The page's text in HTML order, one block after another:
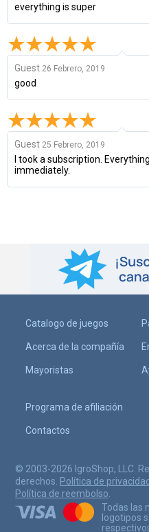
everything is super
Guest 26 Febrero, 2019
good
Guest 25 Febrero, 2019
I took a subscription.
immediately.
Catalogo de juegos
Acerca de la compañía
Mayoristas
Programa de afiliación
Contactos
© 2003-2026 IgroShop, LLC.
derechos. Política de privacidad
Política de reembolso.
Todas las
logotipos